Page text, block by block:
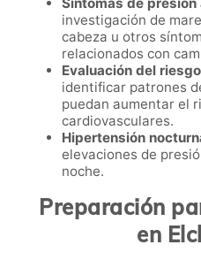
investigación de
cabeza u otros
relacionados con
Evaluación del
identificar patrones
puedan aumentar el
cardiovasculares.
Hipertensión
elevaciones de
noche.
Preparación
en